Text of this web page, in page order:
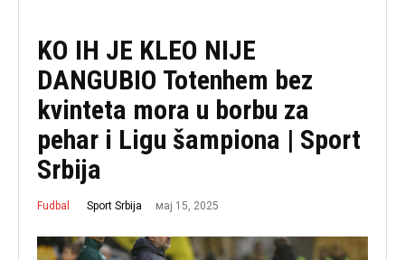
KO IH JE KLEO NIJE
DANGUBIO Totenhem bez
kvinteta mora u borbu za
pehar i Ligu šampiona | Sport
Srbija
Fudbal Sport Srbija мај 15, 2025